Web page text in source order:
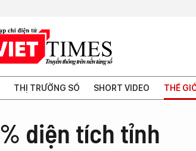
THỊ TRƯỜNG SỐ SHORT VIDEO THẾ
diện tích tỉnh